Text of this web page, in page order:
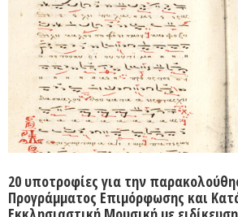
20 υποτροφίες για την
Προγράμματος Επιμόρφωσης και